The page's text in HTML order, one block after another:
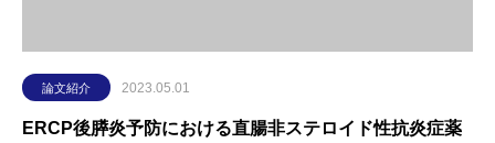
論文紹介 2023.05.01
ERCP後膵炎予防における直腸非ステロイド性抗炎症薬